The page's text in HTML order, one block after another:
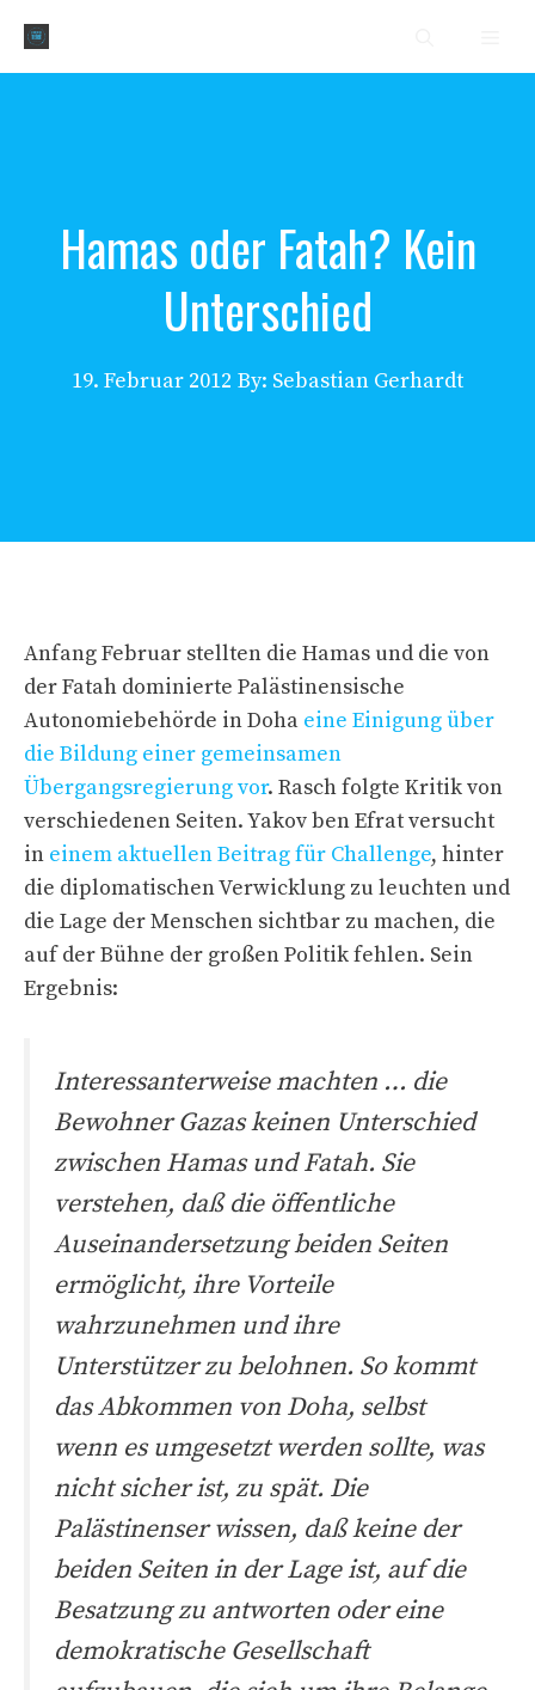
Inhalt
springen
Hamas oder Fatah? Kein
Unterschied
19. Februar 2012 By: Sebastian Gerhardt
Anfang Februar stellten die Hamas und die von
der Fatah dominierte Palästinensische
Autonomiebehörde in Doha eine Einigung über
die Bildung einer gemeinsamen
Übergangsregierung vor. Rasch folgte Kritik von
verschiedenen Seiten. Yakov ben Efrat versucht
in einem aktuellen Beitrag für Challenge, hinter
die diplomatischen Verwicklung zu leuchten und
die Lage der Menschen sichtbar zu machen, die
auf der Bühne der großen Politik fehlen. Sein
Ergebnis:
Interessanterweise machten … die
Bewohner Gazas keinen Unterschied
zwischen Hamas und Fatah. Sie
verstehen, daß die öffentliche
Auseinandersetzung beiden Seiten
ermöglicht, ihre Vorteile
wahrzunehmen und ihre
Unterstützer zu belohnen. So kommt
das Abkommen von Doha, selbst
wenn es umgesetzt werden sollte, was
nicht sicher ist, zu spät. Die
Palästinenser wissen, daß keine der
beiden Seiten in der Lage ist, auf die
Besatzung zu antworten oder eine
demokratische Gesellschaft